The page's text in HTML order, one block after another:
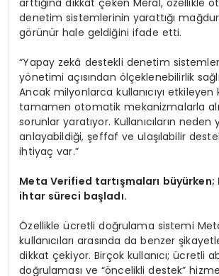
arttığına dikkat çeken Meral, özellikle
denetim sistemlerinin yarattığı
görünür hale geldiğini ifade etti.
“Yapay zekâ destekli denetim
yönetimi açısından ölçeklenebilirlik
Ancak milyonlarca kullanıcıyı etkileyen
tamamen otomatik mekanizmalarla
sorunlar yaratıyor. Kullanıcıların neden
anlayabildiği, şeffaf ve ulaşılabilir
ihtiyaç var.”
Meta Verified tartışmaları büyürken;
ihtar süreci başladı.
Özellikle ücretli doğrulama sistemi
kullanıcıları arasında da benzer
dikkat çekiyor. Birçok kullanıcı; ücretli
doğrulaması ve “öncelikli destek”